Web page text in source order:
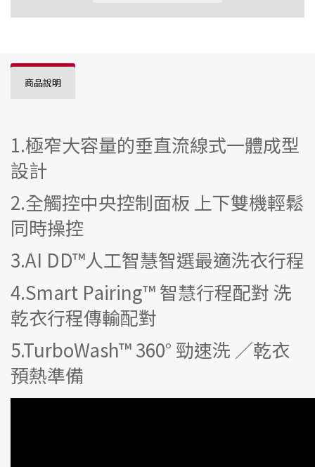
商品說明
1.極窄大容量的垂直流線式一體成型
設計
2.全觸控中央控制面板 上下雙機輕鬆
同時操控
3.AI DD™人工智慧智選最適洗衣行程
4.Smart Pairing™ 智慧行程配對 洗
乾衣行程傳輸配對
5.TurboWash™ 360° 勁速洗 ／乾衣
預熱準備